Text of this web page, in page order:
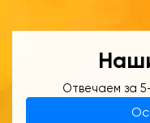
Отвечаем за